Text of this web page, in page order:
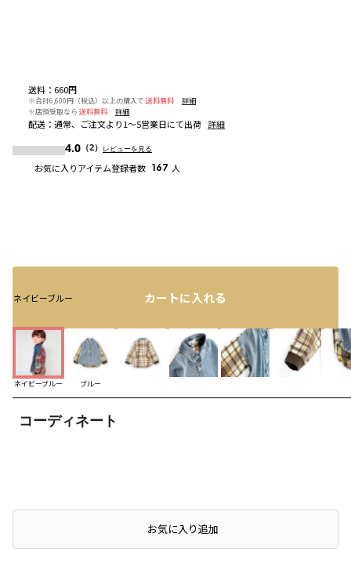
ネイビーブルー
ネイビーブルー ブルー
コーディネート
送料 ： 660円
※合計6,600円（税込）以上の購入で 送料無料
詳細
※店頭受取なら 送料無料 詳細
配送 ： 通常、ご注文より1～5営業日にて出荷 詳細
4.0 （2） レビューを見る
お気に入りアイテム登録者数 167 人
カートに入れる
お気に入り追加